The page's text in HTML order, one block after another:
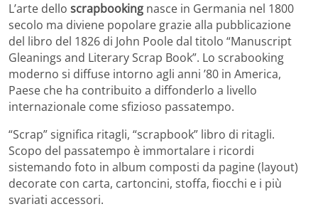
L’arte dello scrapbooking nasce in Germania nel 1800
secolo ma diviene popolare grazie alla pubblicazione
del libro del 1826 di John Poole dal titolo “Manuscript
Gleanings and Literary Scrap Book”. Lo scrabooking
moderno si diffuse intorno agli anni ’80 in America,
Paese che ha contribuito a diffonderlo a livello
internazionale come sfizioso passatempo.
“Scrap” significa ritagli, “scrapbook” libro di ritagli.
Scopo del passatempo è immortalare i ricordi
sistemando foto in album composti da pagine (layout)
decorate con carta, cartoncini, stoffa, fiocchi e i più
svariati accessori.